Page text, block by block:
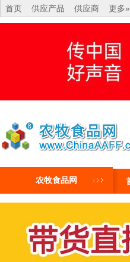
首页 供应产品 供应商 更多»
农牧食品网